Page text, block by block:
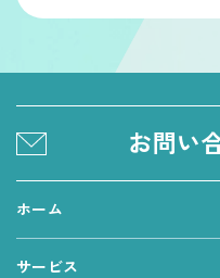
お問い
ホーム
サービス